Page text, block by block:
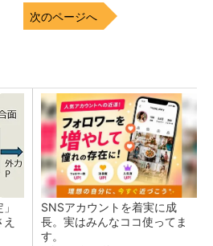
次のページへ
SNSアカウントを着実に成
長。実はみんなココ使ってま
す。